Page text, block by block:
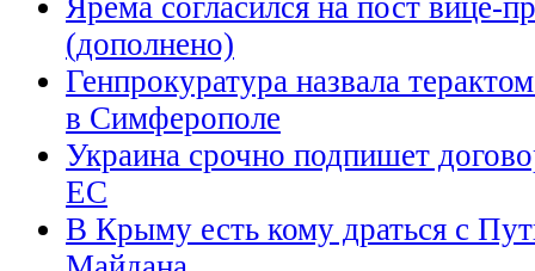
Ярема согласился на пост вице-
(дополнено)
Генпрокуратура назвала
в Симферополе
Украина срочно подпишет
ЕС
В Крыму есть кому драться с